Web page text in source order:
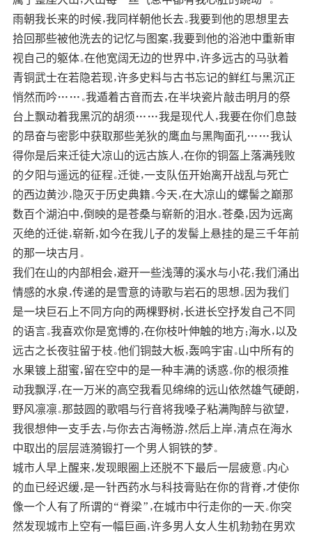
雨朝我长来的时候，我同样朝他长去。我要到他的思想里去
拾回那些被他洗去的记忆与图案，我要到他的浴池中重新审
视自己的躯体。在他宽阔无边的世界中，许多远古的马驮着
青铜武士在若隐若现，许多史料与古书忘记的鲜红与黑沉正
悄然而吟……。我遁着古音而去，在半块瓷片敲击明月的祭
台上飘动着我黑沉的胡须……我是现代人，我要在你们息鼓
的昂奋与密影中获取那些羌狄的鹰血与黑陶面孔……我认
得你是后来迁徒大凉山的远古族人，在你的铜盔上落满残败
的夕阳与遥远的征程。迁徙，一支队伍开始离开战乱与死亡
的西边黄沙，隐灭于历史典籍。今天，在大凉山的螺髻之巅那
数百个湖泊中，倒映的是苍桑与崭新的泪水。苍桑，因为远离
灭绝的迁徙，崭新，如今在我儿子的发髻上悬挂的是三千年前
的那一块古月。
我们在山的内部相会，避开一些浅薄的溪水与小花；我们涌出
情感的水泉，传递的是雪意的诗歌与岩石的思想。因为我们
是一块巨石上不同方向的两棵野树，长进长空抒发自己不同
的语言。我喜欢你是宽博的，在你枝叶伸触的地方；海水，以及
远古之长夜驻留于枝。他们铜鼓大板，轰鸣宇宙。山中所有的
水果镀上甜蜜，留在空中的是一种丰满的诱惑。你的根须推
动我飘浮，在一万米的高空我看见绵绵的远山依然雄气硬朗，
野风凛凛。那鼓圆的歌唱与行音将我嗓子粘满陶醉与欲望，
我很想伸一支手去，与你去古海畅游，然后上岸，清点在海水
中取出的层层涟漪锻打一个男人铜铁的梦。
城市人早上醒来，发现眼圈上还脱不下最后一层疲意。内心
的血已经迟缓，是一针西药水与科技膏贴在你的背脊，才使你
像一个人有了所谓的“脊梁”，在城市中行走你的一天。你突
然发现城市上空有一幅巨画，许多男人女人生机勃勃在男欢